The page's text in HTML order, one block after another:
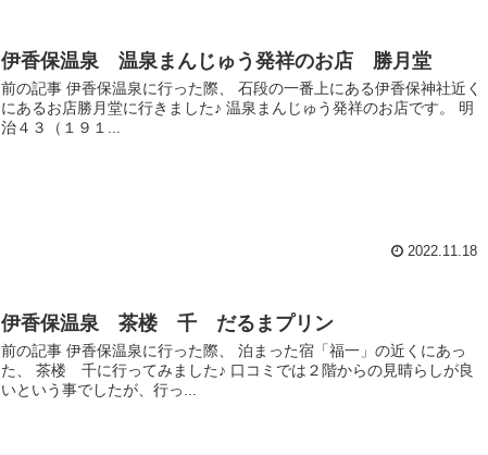
伊香保温泉 温泉まんじゅう発祥のお店 勝月堂
前の記事 伊香保温泉に行った際、 石段の一番上にある伊香保神社近く
にあるお店勝月堂に行きました♪ 温泉まんじゅう発祥のお店です。 明
治４３（１９１...
2022.11.18
伊香保温泉 茶楼 千 だるまプリン
前の記事 伊香保温泉に行った際、 泊まった宿「福一」の近くにあっ
た、 茶楼 千に行ってみました♪ 口コミでは２階からの見晴らしが良
いという事でしたが、行っ...